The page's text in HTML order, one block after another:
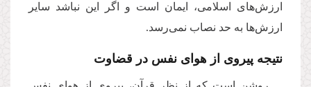
ارزش‌های اسلامی، ایمان است و اگر این نباشد سایر
ارزش‌ها به حد نصاب نمی‌رسد.
نتیجه پیروی از هوای نفس در قضاوت